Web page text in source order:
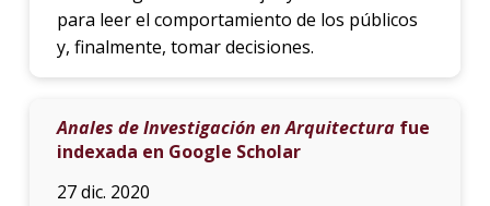
para leer el comportamiento de los públicos
y, finalmente, tomar decisiones.
Anales de Investigación en Arquitecturafue
indexada en Google Scholar
27 dic. 2020